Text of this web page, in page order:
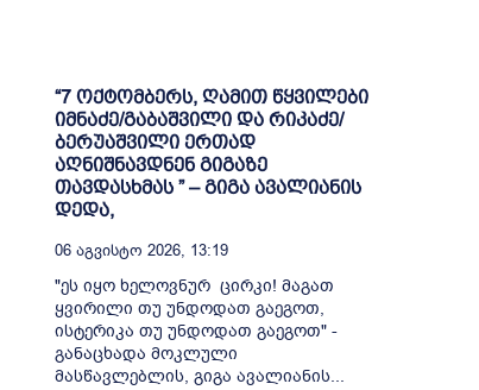
“7 ოქტომბერს, ღამით წყვილები
იმნაძე/გაბაშვილი და რიკაძე/
ბერუაშვილი ერთად
აღნიშნავდნენ გიგაზე
თავდასხმას ” – გიგა ავალიანის
დედა,
06 Აგვისტო 2026, 13:19
"ეს იყო ხელოვნურ ცირკი! მაგათ
ყვირილი თუ უნდოდათ გაეგოთ,
ისტერიკა თუ უნდოდათ გაეგოთ" -
განაცხადა მოკლული
მასწავლებლის, გიგა ავალიანის...